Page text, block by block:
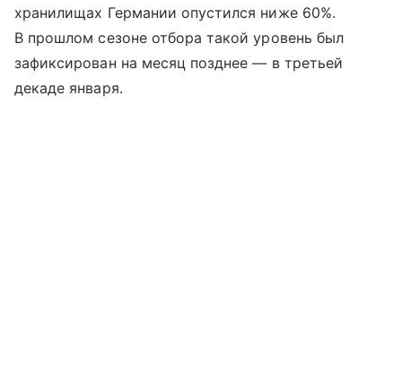
хранилищах Германии опустился ниже 60%.
В прошлом сезоне отбора такой уровень был
зафиксирован на месяц позднее — в третьей
декаде января.